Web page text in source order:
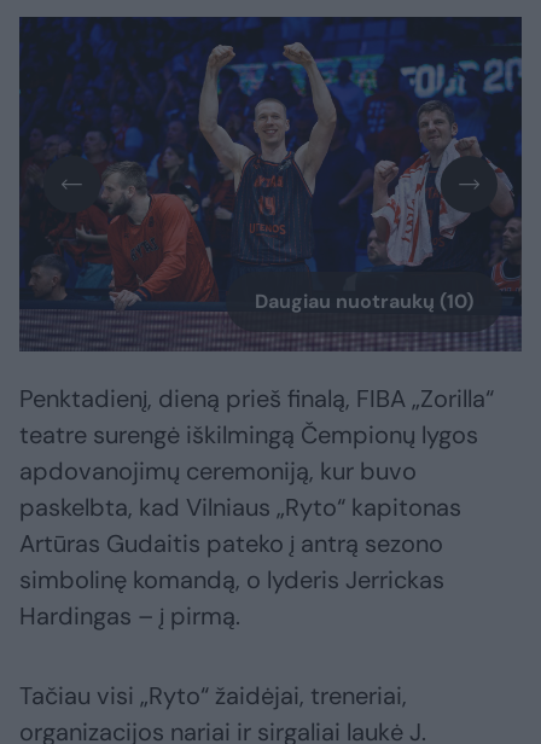
Daugiau nuotraukų (10)
Penktadienį, dieną prieš finalą, FIBA „Zorilla“
teatre surengė iškilmingą Čempionų lygos
apdovanojimų ceremoniją, kur buvo
paskelbta, kad Vilniaus „Ryto“ kapitonas
Artūras Gudaitis pateko į antrą sezono
simbolinę komandą, o lyderis Jerrickas
Hardingas – į pirmą.
Tačiau visi „Ryto“ žaidėjai, treneriai,
organizacijos nariai ir sirgaliai laukė J.